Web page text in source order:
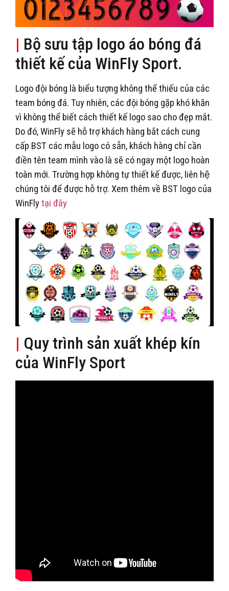
| Bộ sưu tập logo áo bóng đá
thiết kế của WinFly Sport.
Logo đội bóng là biểu tượng không thể thiếu của các
team bóng đá. Tuy nhiên, các đội bóng gặp khó khăn
vì không thể biết cách thiết kế logo sao cho đẹp mắt.
Do đó, WinFly sẽ hỗ trợ khách hàng bắt cách cung
cấp BST các mẫu logo có sẵn, khách hàng chỉ cần
điền tên team mình vào là sẽ có ngay một logo hoàn
toàn mới. Trường hợp không tự thiết kế được, liên hệ
chúng tôi để được hỗ trợ. Xem thêm về BST logo của
WinFlytại đây
| Quy trình sản xuất khép kín
của WinFly Sport